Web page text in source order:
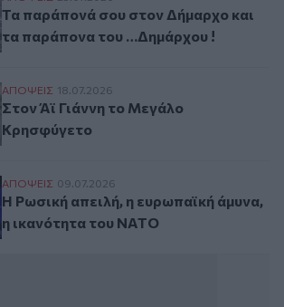
Τα παράπονά σου στον Δήμαρχο και
τα παράπονα του …Δημάρχου !
Στον Άϊ Γιάννη το Μεγάλο Κρησφύγετο
ΑΠΟΨΕΙΣ 18.07.2026
Στον Άϊ Γιάννη το Μεγάλο
Κρησφύγετο
Η Ρωσική απειλή, η ευρωπαϊκή άμυνα, η
ΑΠΟΨΕΙΣ 09.07.2026
Η Ρωσική απειλή, η ευρωπαϊκή άμυνα,
η ικανότητα του ΝΑΤΟ